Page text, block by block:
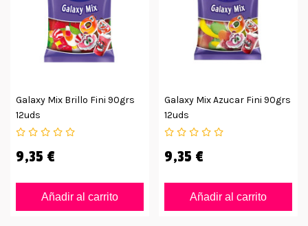
Galaxy Mix Brillo Fini 90grs
12uds
9,35 €
Añadir al carrito
Galaxy Mix Azucar Fini 90grs
12uds
9,35 €
Añadir al carrito